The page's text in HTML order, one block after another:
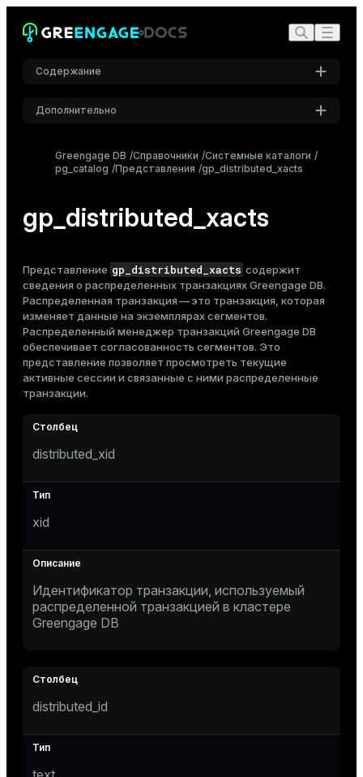
Содержание
Дополнительно
Шрифт
Размер шрифта
Средний
Тема
Greengage DB Справочники Системные каталоги
pg_catalog Представления gp_distributed_xacts
gp_distributed_xacts
Представление gp_distributed_xacts содержит
сведения о распределенных транзакциях Greengage DB.
Распределенная транзакция — это транзакция, которая
изменяет данные на экземплярах сегментов.
Распределенный менеджер транзакций Greengage DB
обеспечивает согласованность сегментов. Это
представление позволяет просмотреть текущие
активные сессии и связанные с ними распределенные
транзакции.
distributed_xid
xid
Идентификатор транзакции, используемый
распределенной транзакцией в кластере
Greengage DB
distributed_id